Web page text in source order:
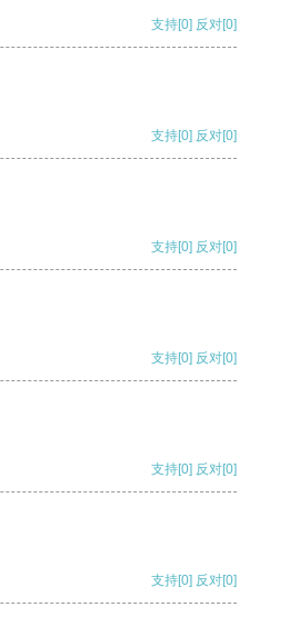
支持[0] 反对[0]
支持[0] 反对[0]
支持[0] 反对[0]
支持[0] 反对[0]
支持[0] 反对[0]
支持[0] 反对[0]